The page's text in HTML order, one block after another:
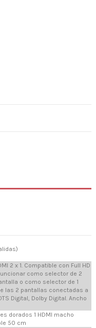
2 x 1. Compatible con Full HD
como selector de 2
o como selector de 1
las 2 pantallas conectadas a
Digital, Dolby Digital. Ancho
dorados 1 HDMI macho
50 cm